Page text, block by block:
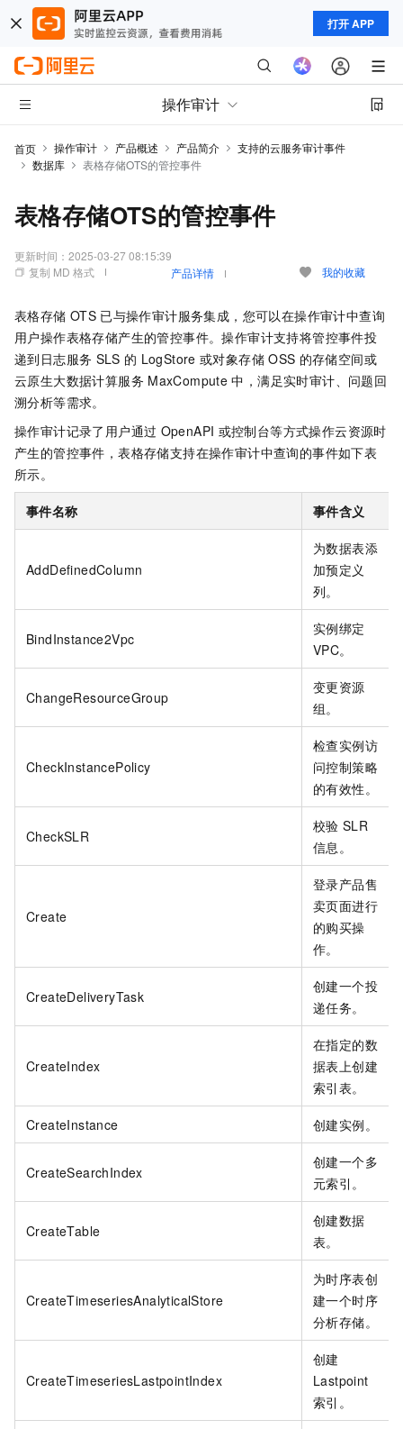
打开 APP
操作审计
首页 操作审计 产品概述 产品简介
支持的云服务审计事件
数据库
表格存储OTS的管控事件
表格存储OTS的管控事件
更新时间： 2025-03-27 08:15:39
复制 MD 格式
产品详情 我的收藏
表格存储 OTS 已与操作审计服务集成，您可以在操作审计中查询
用户操作表格存储产生的管控事件。操作审计支持将管控事件投
递到日志服务 SLS 的 LogStore 或对象存储 OSS 的存储空间或
云原生大数据计算服务 MaxCompute 中，满足实时审计、问题回
溯分析等需求。
操作审计记录了用户通过 OpenAPI 或控制台等方式操作云资源时
产生的管控事件，表格存储支持在操作审计中查询的事件如下表
所示。
事件名称 事件含义
AddDefinedColumn
为数据表添
加预定义
列。
BindInstance2Vpc
实例绑定
VPC。
ChangeResourceGroup
变更资源
组。
CheckInstancePolicy
检查实例访
问控制策略
的有效性。
CheckSLR
校验 SLR
信息。
Create
登录产品售
卖页面进行
的购买操
作。
CreateDeliveryTask
创建一个投
递任务。
CreateIndex
在指定的数
据表上创建
索引表。
CreateInstance 创建实例。
CreateSearchIndex
创建一个多
元索引。
CreateTable
创建数据
表。
CreateTimeseriesAnalyticalStore
为时序表创
建一个时序
分析存储。
CreateTimeseriesLastpointIndex
创建
Lastpoint
索引。